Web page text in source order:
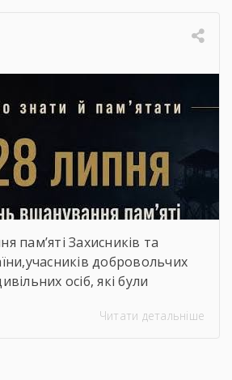
пам’яті Захисників та
добровольчих
осіб, які були
Читати детальніше